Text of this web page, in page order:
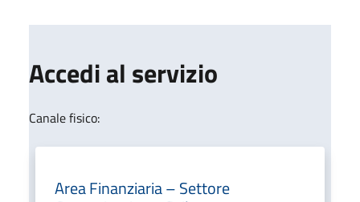
Accedi al servizio
Canale fisico:
Area Finanziaria – Settore